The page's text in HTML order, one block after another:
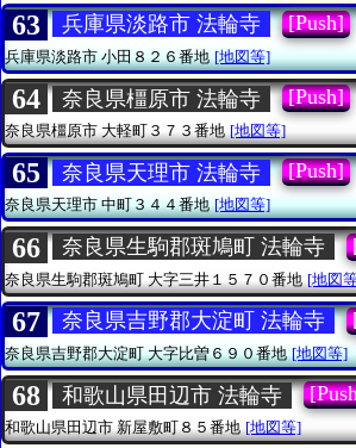
63 兵庫県淡路市 法輪寺 [Push]
兵庫県淡路市小田８２６番地 [地図等]
64 奈良県橿原市 法輪寺 [Push]
奈良県橿原市大軽町３７３番地 [地図等]
65 奈良県天理市 法輪寺 [Push]
奈良県天理市中町３４４番地 [地図等]
66 奈良県生駒郡斑鳩町 法輪寺
奈良県生駒郡斑鳩町 大字三井１５７０番地 [地図
67 奈良県吉野郡大淀町 法輪寺
奈良県吉野郡大淀町大字比曽６９０番地 [地図等]
68 和歌山県田辺市 法輪寺
和歌山県田辺市新屋敷町８５番地 [地図等]